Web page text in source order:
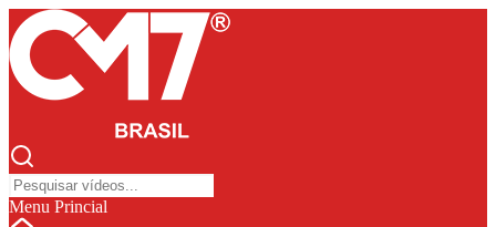
Menu Princial